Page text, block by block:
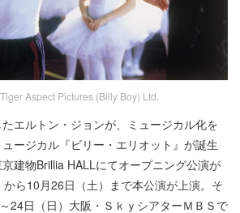
Aspect Pictures (Billy Boy) Ltd.
エルトン・ジョンが、ミュージカル化を
ージカル『ビリー・エリオット』が誕生
建物Brillia HALLにてオープニング公演が
ら10月26日（土）まで本公演が上演。そ
24日（日）大阪・ＳｋｙシアターＭＢＳで